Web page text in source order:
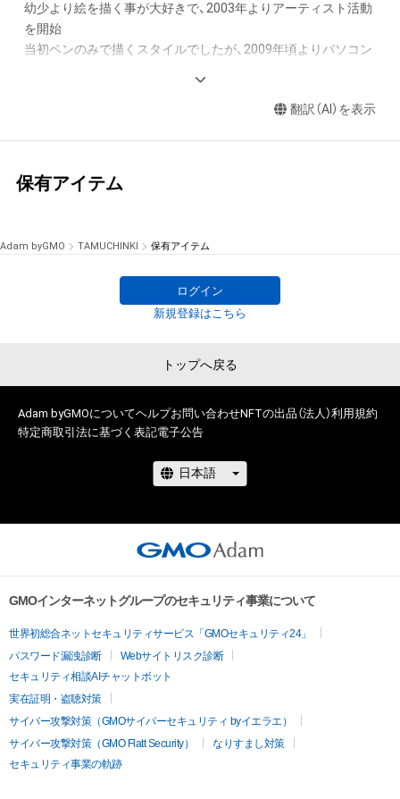
幼少より絵を描く事が大好きで、2003年よりアーティスト活動
を開始
当初ペンのみで描くスタイルでしたが、2009年頃よりパソコン
の講師を兼任
翻訳（AI）を表示
保有アイテム
Adam byGMO TAMUCHINKI 保有アイテム
ログイン
新規登録はこちら
トップへ戻る
Adam byGMOについてヘルプお問い合わせNFTの出品（法人）利用規約
特定商取引法に基づく表記電子公告
GMOインターネットグループのセキュリティ事業について
世界初総合ネットセキュリティサービス「GMOセキュリティ24」
パスワード漏洩診断
Webサイトリスク診断
セキュリティ相談AIチャットボット
実在証明・盗聴対策
サイバー攻撃対策（GMOサイバーセキュリティ byイエラエ）
サイバー攻撃対策（GMO Flatt Security）
なりすまし対策
セキュリティ事業の軌跡